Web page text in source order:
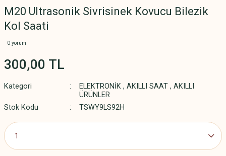
M20 Ultrasonik Sivrisinek Kovucu Bilezik
Kol Saati
0 yorum
300,00 TL
Kategori ELEKTRONİK , AKILLI SAAT , AKILLI
ÜRÜNLER
Stok Kodu
TSWY9LS92H